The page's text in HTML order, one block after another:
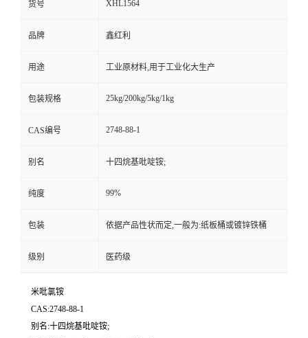
货号 XHL1564
品牌 鑫红利
用途 工业原材料,用于工业化大生产
包装规格 25kg/200kg/5kg/1kg
CAS编号 2748-88-1
别名 十四烷基吡啶铵;
纯度 99%
包装 依据产品性状而定,一般为:纸板桶或镀锌铁桶
级别 医药级
米吡氯铵
CAS:2748-88-1
别名:十四烷基吡啶铵;